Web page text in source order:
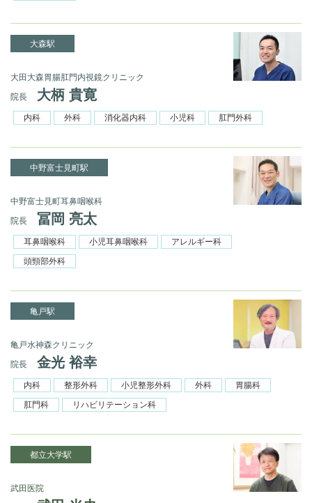
大森駅
大田大森胃腸肛門内視鏡クリニック
院長
大柄 貴寛
内科 外科 消化器内科 小児科 肛門外科
中野富士見町駅
中野富士見町耳鼻咽喉科
院長
冨岡 亮太
耳鼻咽喉科 小児耳鼻咽喉科
アレルギー科
頭頸部外科
亀戸駅
亀戸水神森クリニック
院長
金光 裕幸
内科 整形外科 小児整形外科 外科
胃腸科
肛門科
リハビリテーション科
都立大学駅
武田医院